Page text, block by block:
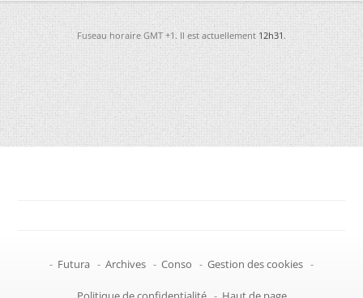
Fuseau horaire GMT +1. Il est actuellement12h31.
- Futura - Archives - Conso - Gestion des cookies -